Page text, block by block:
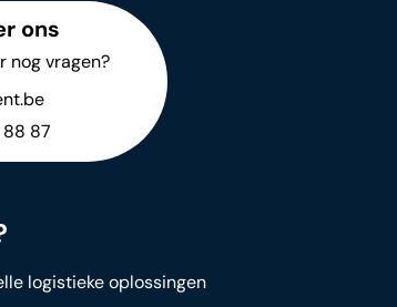
ons
nog vragen?
87
logistieke oplossingen